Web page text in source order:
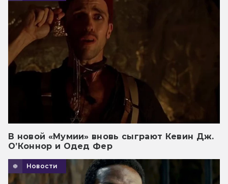
В новой «Мумии» вновь сыграют Кевин Дж.
О’Коннор и Одед Фер
Новости